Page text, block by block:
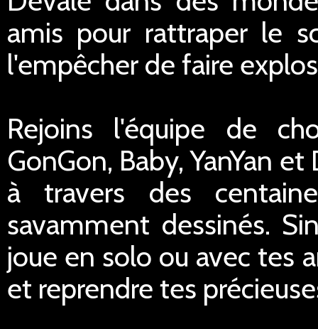
amis pour rattraper le
l'empêcher de faire
Rejoins l'équipe de
GonGon, Baby, YanYan
à travers des
savamment dessinés.
joue en solo ou avec tes
et reprendre tes